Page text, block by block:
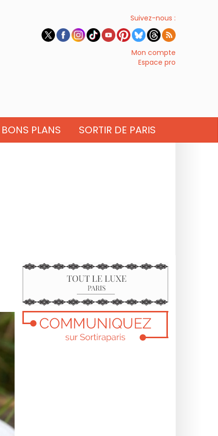
Suivez-nous :
Mon compte
Espace pro
BONS PLANS SORTIR DE PARIS